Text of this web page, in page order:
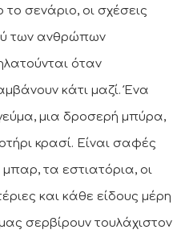
το σενάριο, οι σχέσεις
των ανθρώπων
όταν
κάτι μαζί. Ένα
μια δροσερή μπύρα,
κρασί. Είναι σαφές
μπαρ, τα εστιατόρια, οι
και κάθε είδους μέρη
σερβίρουν τουλάχιστον